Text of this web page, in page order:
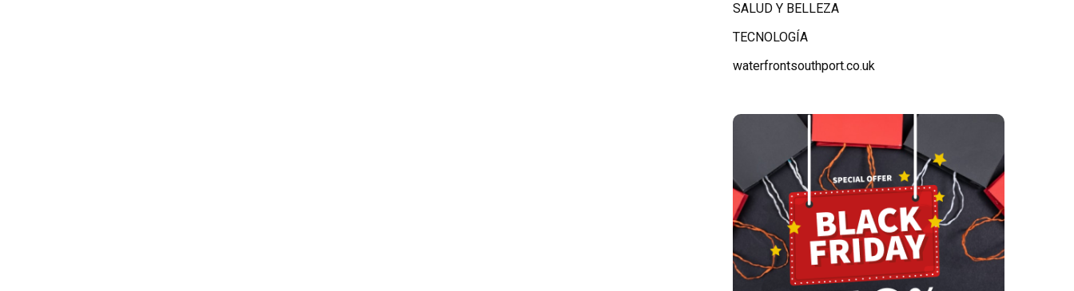
SALUD Y BELLEZA
TECNOLOGÍA
waterfrontsouthport.co.uk